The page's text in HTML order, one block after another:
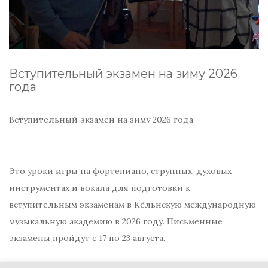
Вступительный экзамен на зиму 2026
года
Вступительный экзамен на зиму 2026 года
Это уроки игры на фортепиано, струнных, духовых
инструментах и ​​вокала для подготовки к
вступительным экзаменам в Кёльнскую международную
музыкальную академию в 2026 году. Письменные
экзамены пройдут с 17 по 23 августа.